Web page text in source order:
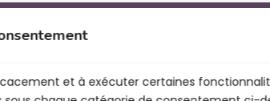
et à exécuter certaines